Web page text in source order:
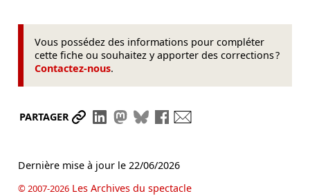
Vous possédez des informations pour compléter
cette fiche ou souhaitez y apporter des corrections ?
Contactez-nous.
PARTAGER Partager le lien
Partager sur LinkedIn
Partager sur Mastodon
Partager sur Bluesky
Partager sur Facebook
Dernière mise à jour le 22/06/2026
© 2007-2026Les Archives du spectacle